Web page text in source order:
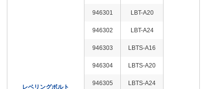
レベリングボルト
946301 LBT-A20
946302 LBT-A24
946303 LBTS-A16
946304 LBTS-A20
946305 LBTS-A24